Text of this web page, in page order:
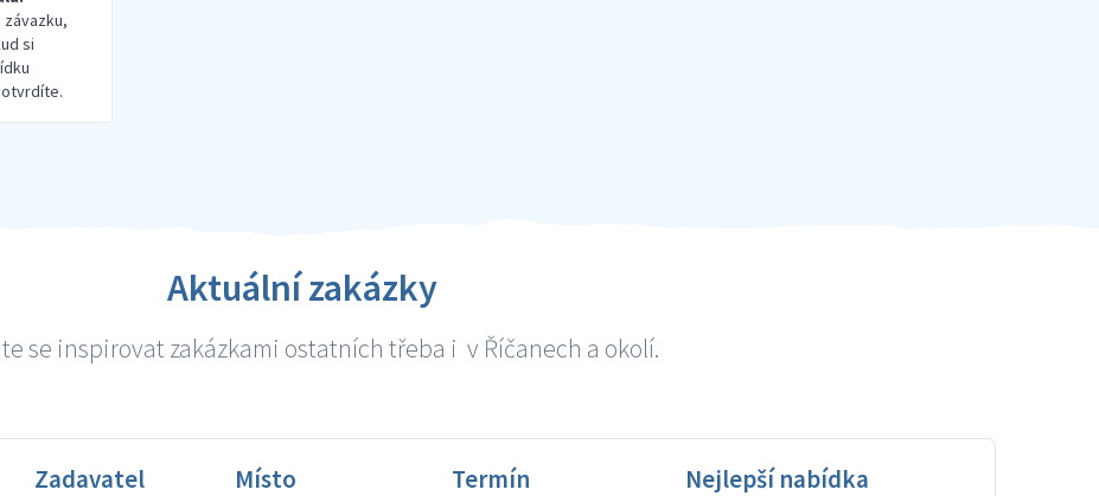
závazku,
si
Aktuální zakázky
se inspirovat zakázkami ostatních třeba i v Říčanech a okolí.
Zadavatel Místo Termín Nejlepší nabídka